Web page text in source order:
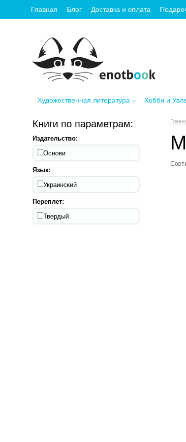
Главная Блог Доставка и оплата
Художественная литература Хобби и
Книги по параметрам:
Издательство:
Основи
Язык:
Украинский
Переплет:
Твердый